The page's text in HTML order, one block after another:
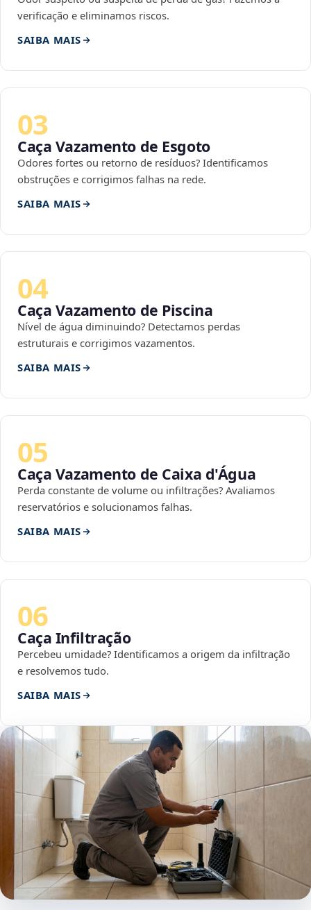
verificação e eliminamos riscos.
SAIBA MAIS
03
Caça Vazamento de Esgoto
Odores fortes ou retorno de resíduos? Identificamos
obstruções e corrigimos falhas na rede.
SAIBA MAIS
04
Caça Vazamento de Piscina
Nível de água diminuindo? Detectamos perdas
estruturais e corrigimos vazamentos.
SAIBA MAIS
05
Caça Vazamento de Caixa d'Água
Perda constante de volume ou infiltrações? Avaliamos
reservatórios e solucionamos falhas.
SAIBA MAIS
06
Caça Infiltração
Percebeu umidade? Identificamos a origem da infiltração
e resolvemos tudo.
SAIBA MAIS